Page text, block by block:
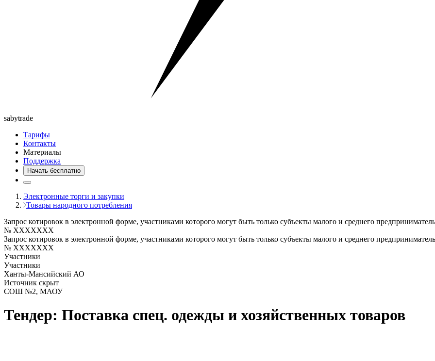
sabytrade
Тарифы
Контакты
Материалы
Поддержка
Начать бесплатно
Электронные торги и закупки
Товары народного потребления
Запрос котировок в электронной форме, участниками которого могут быть только субъекты малого и среднего
№ XXXXXXX
Запрос котировок в электронной форме, участниками которого могут быть только субъекты малого и среднего
№ XXXXXXX
Участники
Участники
Ханты-Мансийский АО
Источник скрыт
СОШ №2, МАОУ
Тендер: Поставка спец. одежды и хозяйственных товаров